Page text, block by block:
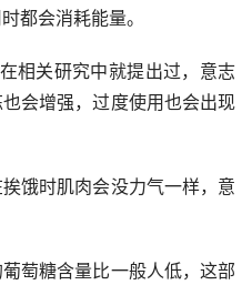
都会消耗能量。
相关研究中就提出过，意志
会增强，过度使用也会出现
饿时肌肉会没力气一样，意
萄糖含量比一般人低，这部